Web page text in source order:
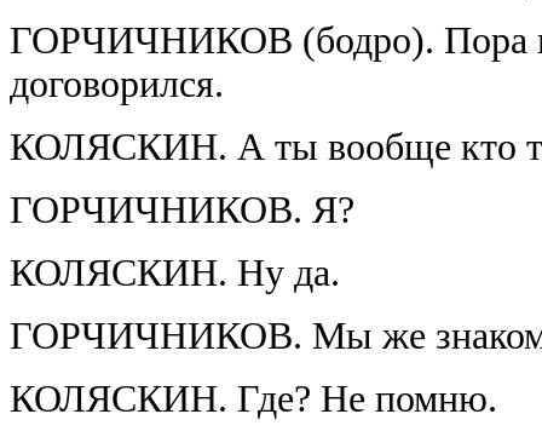
ГОРЧИЧНИКОВ (бодро). Пора
договорился.
КОЛЯСКИН. А ты вообще кто
ГОРЧИЧНИКОВ. Я?
КОЛЯСКИН. Ну да.
ГОРЧИЧНИКОВ. Мы же
КОЛЯСКИН. Где? Не помню.